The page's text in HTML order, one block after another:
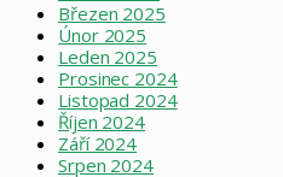
Březen 2025
Únor 2025
Leden 2025
Prosinec 2024
Listopad 2024
Říjen 2024
Září 2024
Srpen 2024